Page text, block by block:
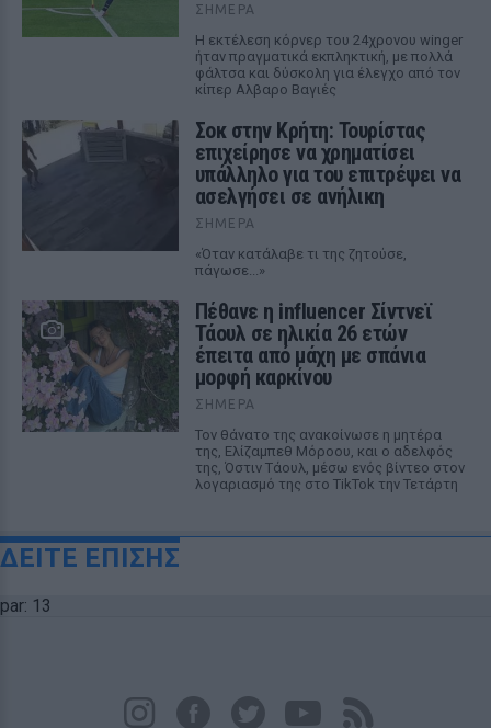
ΣΉΜΕΡΑ
Η εκτέλεση κόρνερ του 24χρονου winger
ήταν πραγματικά εκπληκτική, με πολλά
φάλτσα και δύσκολη για έλεγχο από τον
κίπερ Αλβαρο Βαγιές
Σοκ στην Κρήτη: Τουρίστας
επιχείρησε να χρηματίσει
υπάλληλο για του επιτρέψει να
ασελγήσει σε ανήλικη
ΣΉΜΕΡΑ
«Όταν κατάλαβε τι της ζητούσε,
πάγωσε...»
Πέθανε η influencer Σίντνεϊ
Τάουλ σε ηλικία 26 ετών
έπειτα από μάχη με σπάνια
μορφή καρκίνου
ΣΉΜΕΡΑ
Τον θάνατο της ανακοίνωσε η μητέρα
της, Ελίζαμπεθ Μόροου, και ο αδελφός
της, Όστιν Τάουλ, μέσω ενός βίντεο στον
λογαριασμό της στο TikTok την Τετάρτη
ΔΕΙΤΕ ΕΠΙΣΗΣ
par: 13